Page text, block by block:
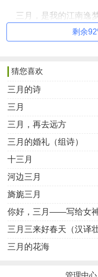
三月，是我的江南逸
氤氲的烟波绵缠着心
厚重的念想压弯湖心的
让梁间燕叼衔絮语
盘点山欢水笑的锦句
以向暖之心
念一回
醉一回(作者:江风)
2:三月现代诗歌
帘外
一粒粒雨珠
被风卷起
剩余
猜您喜欢
三月的诗
三月
三月，再去远方
三月的婚礼（组诗）
十三月
河边三月
旖旎三月
你好，三月――写给女
三月三来好春天（汉译
三月的花海
管理中心